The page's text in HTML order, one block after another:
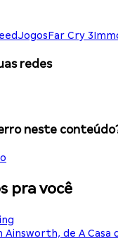
JogosFar Cry 3
redes
neste
pra você
de A Casa